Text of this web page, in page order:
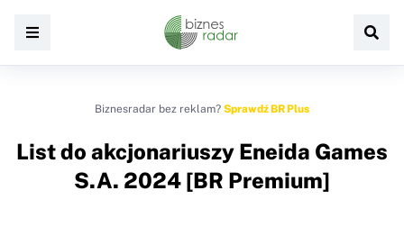
Biznesradar bez reklam? Sprawdź BR Plus
List do akcjonariuszy Eneida Games
S.A. 2024 [BR Premium]